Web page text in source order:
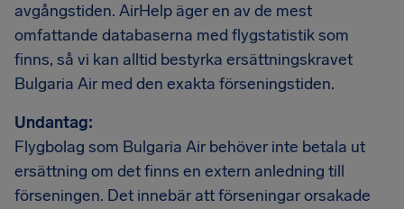
avgångstiden. AirHelp äger en av de mest
omfattande databaserna med flygstatistik som
finns, så vi kan alltid bestyrka ersättningskravet
Bulgaria Air med den exakta förseningstiden.
Undantag:
Flygbolag som Bulgaria Air behöver inte betala ut
ersättning om det finns en extern anledning till
förseningen. Det innebär att förseningar orsakade